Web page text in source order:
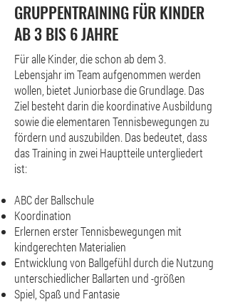
GRUPPENTRAINING FÜR KINDER
AB 3 BIS 6 JAHRE
Für alle Kinder, die schon ab dem 3.
Lebensjahr im Team aufgenommen werden
wollen, bietet Juniorbase die Grundlage. Das
Ziel besteht darin die koordinative Ausbildung
sowie die elementaren Tennisbewegungen zu
fördern und auszubilden. Das bedeutet, dass
das Training in zwei Hauptteile untergliedert
ist:
ABC der Ballschule
Koordination
Erlernen erster Tennisbewegungen mit
kindgerechten Materialien
Entwicklung von Ballgefühl durch die Nutzung
unterschiedlicher Ballarten und -größen
Spiel, Spaß und Fantasie